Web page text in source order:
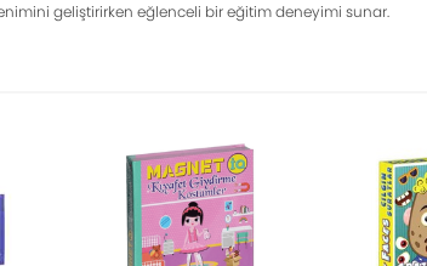
geliştirirken eğlenceli bir eğitim deneyimi sunar.